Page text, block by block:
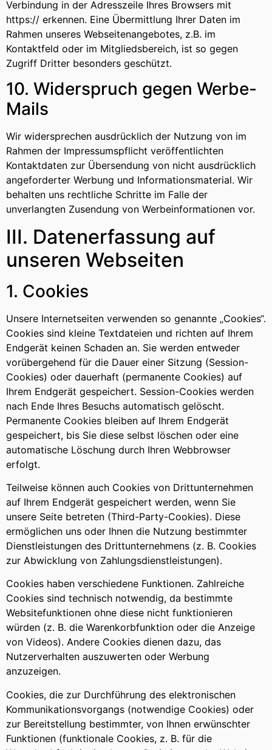
Verbindung in der Adresszeile Ihres Browsers mit
https:// erkennen. Eine Übermittlung Ihrer Daten im
Rahmen unseres Webseitenangebotes, z.B. im
Kontaktfeld oder im Mitgliedsbereich, ist so gegen
Zugriff Dritter besonders geschützt.
10. Widerspruch gegen Werbe-
Mails
Wir widersprechen ausdrücklich der Nutzung von im
Rahmen der Impressumspflicht veröffentlichten
Kontaktdaten zur Übersendung von nicht ausdrücklich
angeforderter Werbung und Informationsmaterial. Wir
behalten uns rechtliche Schritte im Falle der
unverlangten Zusendung von Werbeinformationen vor.
III. Datenerfassung auf
unseren Webseiten
1. Cookies
Unsere Internetseiten verwenden so genannte „Cookies“.
Cookies sind kleine Textdateien und richten auf Ihrem
Endgerät keinen Schaden an. Sie werden entweder
vorübergehend für die Dauer einer Sitzung (Session-
Cookies) oder dauerhaft (permanente Cookies) auf
Ihrem Endgerät gespeichert. Session-Cookies werden
nach Ende Ihres Besuchs automatisch gelöscht.
Permanente Cookies bleiben auf Ihrem Endgerät
gespeichert, bis Sie diese selbst löschen oder eine
automatische Löschung durch Ihren Webbrowser
erfolgt.
Teilweise können auch Cookies von Drittunternehmen
auf Ihrem Endgerät gespeichert werden, wenn Sie
unsere Seite betreten (Third-Party-Cookies). Diese
ermöglichen uns oder Ihnen die Nutzung bestimmter
Dienstleistungen des Drittunternehmens (z. B. Cookies
zur Abwicklung von Zahlungsdienstleistungen).
Cookies haben verschiedene Funktionen. Zahlreiche
Cookies sind technisch notwendig, da bestimmte
Websitefunktionen ohne diese nicht funktionieren
würden (z. B. die Warenkorbfunktion oder die Anzeige
von Videos). Andere Cookies dienen dazu, das
Nutzerverhalten auszuwerten oder Werbung
anzuzeigen.
Cookies, die zur Durchführung des elektronischen
Kommunikationsvorgangs (notwendige Cookies) oder
zur Bereitstellung bestimmter, von Ihnen erwünschter
Funktionen (funktionale Cookies, z. B. für die